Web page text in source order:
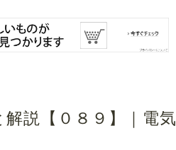
解説【０８９】｜電気